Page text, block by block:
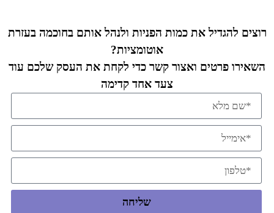
רוצים להגדיל את כמות הפניות ולנהל אותם בחוכמה בעזרת
אוטומציות?
השאירו פרטים ואצור קשר כדי לקחת את העסק שלכם עוד
צעד אחד קדימה
שליחה